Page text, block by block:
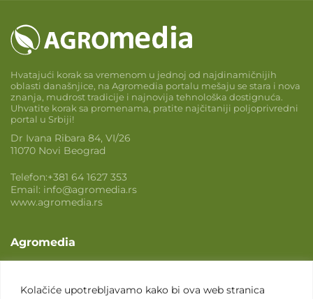
Kolačiće upotrebljavamo kako bi ova web stranica
Hvatajući korak sa vremenom u jednoj od najdinamičnijih
oblasti današnjice, na Agromedia portalu mešaju se stara i nova
znanja, mudrost tradicije i najnovija tehnološka dostignuća.
Uhvatite korak sa promenama, pratite najčitaniji poljoprivredni
portal u Srbiji!
Dr Ivana Ribara 84, VI/26
11070 Novi Beograd
Telefon:+381 64 1627 353
Email: info@agromedia.rs
www.agromedia.rs
Agromedia
Svet poljoprivrede